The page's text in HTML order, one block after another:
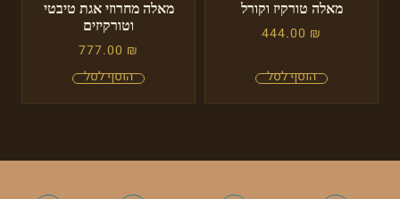
מאלה טורקיז וקורל
444.00 ₪
מאלה מחרוזי אגת טיבטי
וטורקיזים
777.00 ₪